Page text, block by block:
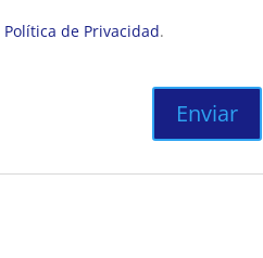
Política de Privacidad.